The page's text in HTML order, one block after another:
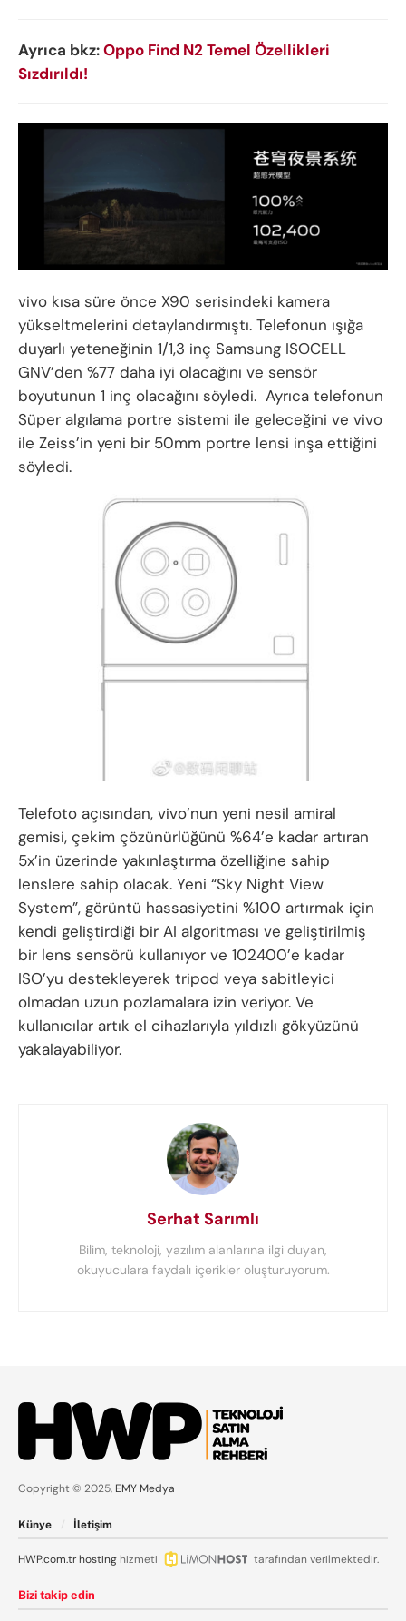
Ayrıca bkz:Oppo Find N2 Temel Özellikleri
Sızdırıldı!
vivo kısa süre önce X90 serisindeki kamera
yükseltmelerini detaylandırmıştı. Telefonun ışığa
duyarlı yeteneğinin 1/1,3 inç Samsung ISOCELL
GNV’den %77 daha iyi olacağını ve sensör
boyutunun 1 inç olacağını söyledi. Ayrıca telefonun
Süper algılama portre sistemi ile geleceğini ve vivo
ile Zeiss’in yeni bir 50mm portre lensi inşa ettiğini
söyledi.
Telefoto açısından, vivo’nun yeni nesil amiral
gemisi, çekim çözünürlüğünü %64’e kadar artıran
5x’in üzerinde yakınlaştırma özelliğine sahip
lenslere sahip olacak. Yeni “Sky Night View
System”, görüntü hassasiyetini %100 artırmak için
kendi geliştirdiği bir AI algoritması ve geliştirilmiş
bir lens sensörü kullanıyor ve 102400’e kadar
ISO’yu destekleyerek tripod veya sabitleyici
olmadan uzun pozlamalara izin veriyor. Ve
kullanıcılar artık el cihazlarıyla yıldızlı gökyüzünü
yakalayabiliyor.
Serhat Sarımlı
Bilim, teknoloji, yazılım alanlarına ilgi duyan,
okuyuculara faydalı içerikler oluşturuyorum.
Copyright © 2025, EMY Medya
Künye İletişim
HWP.com.trhosting hizmeti tarafından verilmektedir.
Bizi takip edin